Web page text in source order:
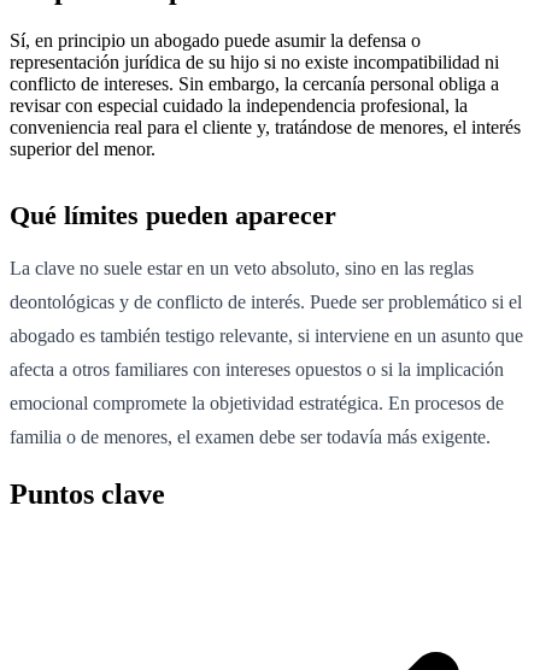
Sí, en principio un abogado puede asumir la defensa o
representación jurídica de su hijo si no existe incompatibilidad ni
conflicto de intereses. Sin embargo, la cercanía personal obliga a
revisar con especial cuidado la independencia profesional, la
conveniencia real para el cliente y, tratándose de menores, el interés
superior del menor.
Qué límites pueden aparecer
La clave no suele estar en un veto absoluto, sino en las reglas
deontológicas y de conflicto de interés. Puede ser problemático si el
abogado es también testigo relevante, si interviene en un asunto que
afecta a otros familiares con intereses opuestos o si la implicación
emocional compromete la objetividad estratégica. En procesos de
familia o de menores, el examen debe ser todavía más exigente.
Puntos clave